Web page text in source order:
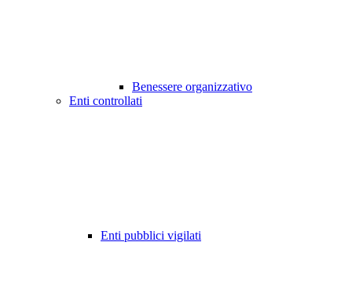
Benessere organizzativo
Enti controllati
Enti pubblici vigilati